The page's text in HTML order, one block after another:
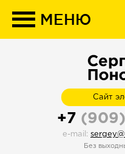
МЕНЮ
Сайт
+7 (909)
e-mail:
Без